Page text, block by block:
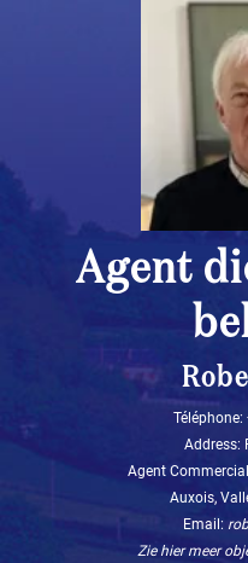
Agent
Address:
Agent
Auxois,
Email:
Zie hier meer